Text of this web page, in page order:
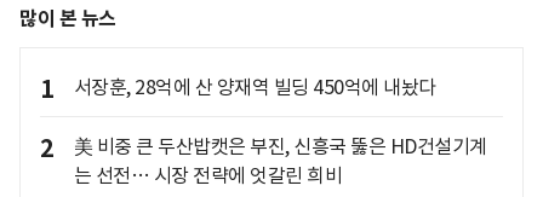
많이 본 뉴스
1 서장훈, 28억에 산 양재역 빌딩 450억에 내놨다
2
美 비중 큰 두산밥캣은 부진, 신흥국 뚫은 HD건설기계
는 선전… 시장 전략에 엇갈린 희비